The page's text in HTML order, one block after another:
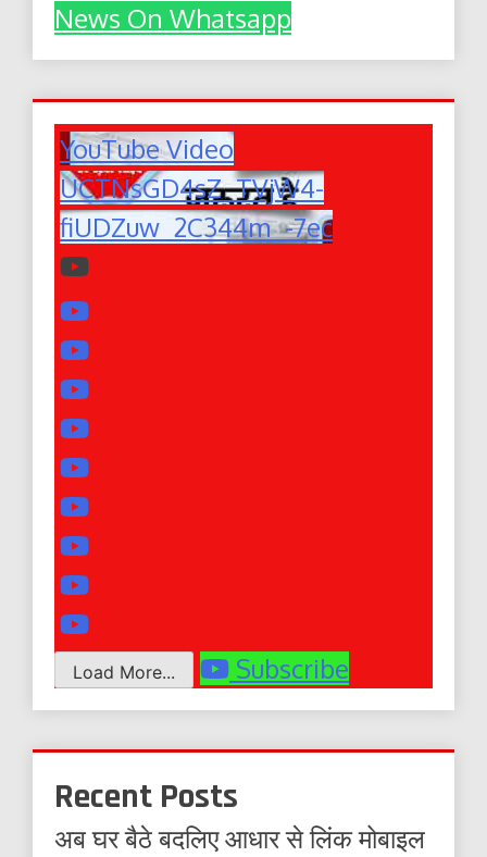
News On Whatsapp
YouTube Video
UCTNsGD4sZ_TVjW4-
fiUDZuw_2C344m_-7ec
Load More... Subscribe
Recent Posts
अब घर बैठे बदलिए आधार से लिंक मोबाइल